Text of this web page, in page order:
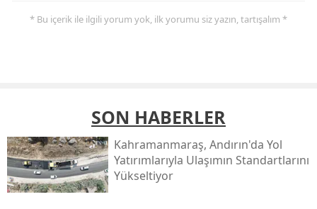
* Bu içerik ile ilgili yorum yok, ilk yorumu siz yazın, tartışalım *
SON HABERLER
Kahramanmaraş, Andırın'da Yol
Yatırımlarıyla Ulaşımın Standartlarını
Yükseltiyor